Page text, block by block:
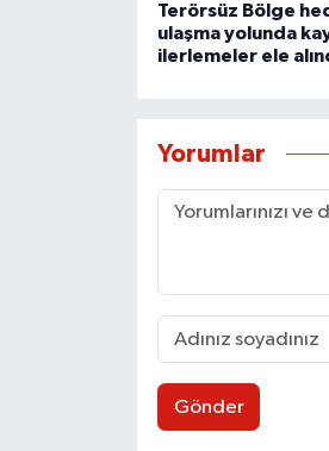
Terörsüz Bölge
ulaşma yolunda
ilerlemeler ele
Yorumlar
Gönder